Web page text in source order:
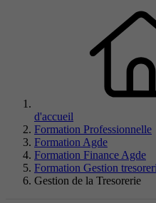
d'accueil
Formation Professionnelle
Formation Agde
Formation Finance Agde
Formation Gestion
Gestion de la Tresorerie